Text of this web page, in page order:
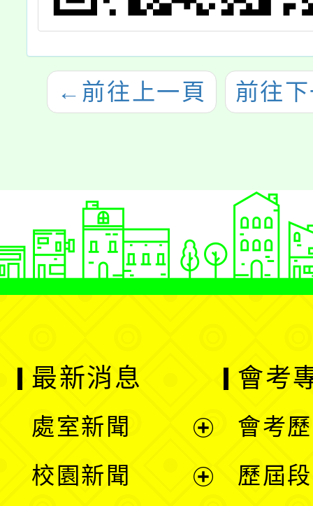
← 前往上一頁 前往
最新消息
處室新聞
校園新聞
會考
會考
歷屆